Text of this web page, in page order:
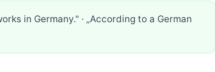
in Germany." · „According to a German